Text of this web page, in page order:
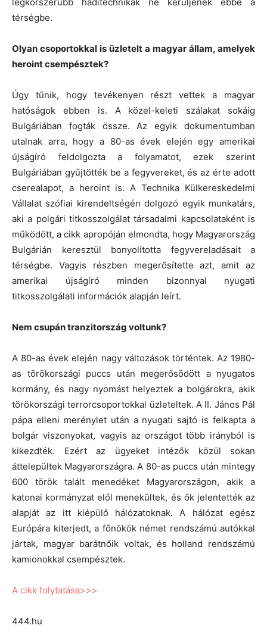
térségbe.
Olyan csoportokkal is üzletelt a magyar állam, amelyek
heroint csempésztek?
Úgy tűnik, hogy tevékenyen részt vettek a magyar
hatóságok ebben is. A közel-keleti szálakat sokáig
Bulgáriában fogták össze. Az egyik dokumentumban
utalnak arra, hogy a 80-as évek elején egy amerikai
újságíró feldolgozta a folyamatot, ezek szerint
Bulgáriában gyűjtötték be a fegyvereket, és az érte adott
cserealapot, a heroint is. A Technika Külkereskedelmi
Vállalat szófiai kirendeltségén dolgozó egyik munkatárs,
aki a polgári titkosszolgálat társadalmi kapcsolataként is
működött, a cikk apropóján elmondta, hogy Magyarország
Bulgárián keresztül bonyolította fegyvereladásait a
térségbe. Vagyis részben megerősítette azt, amit az
amerikai újságíró minden bizonnyal nyugati
titkosszolgálati információk alapján leírt.
Nem csupán tranzitország voltunk?
A 80-as évek elején nagy változások történtek. Az 1980-
as törökországi puccs után megerősödött a nyugatos
kormány, és nagy nyomást helyeztek a bolgárokra, akik
törökországi terrorcsoportokkal üzleteltek. A II. János Pál
pápa elleni merénylet után a nyugati sajtó is felkapta a
bolgár viszonyokat, vagyis az országot több irányból is
kikezdték. Ezért az ügyeket intézők közül sokan
áttelepültek Magyarországra. A 80-as puccs után mintegy
600 török talált menedéket Magyarországon, akik a
katonai kormányzat elől menekültek, és ők jelentették az
alapját az itt kiépülő hálózatoknak. A hálózat egész
Európára kiterjedt, a főnökök német rendszámú autókkal
jártak, magyar barátnőik voltak, és holland rendszámú
kamionokkal csempésztek.
A cikk folytatása>>>
444.hu